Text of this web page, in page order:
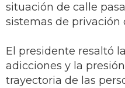
situación de calle
sistemas de privación
El presidente resaltó
adicciones y la
trayectoria de las